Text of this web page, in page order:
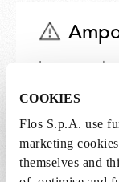
COOKIES
Flos S.p.A. use
marketing
themselves and
parmi les
directement
1 x LED